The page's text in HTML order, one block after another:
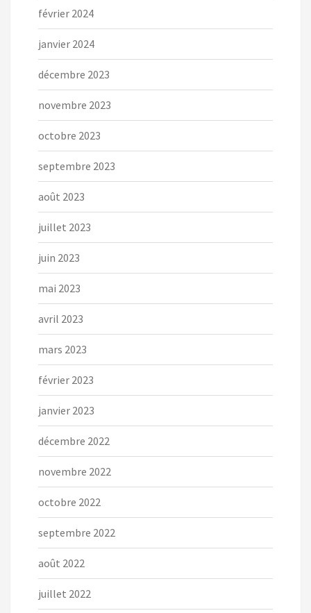
février 2024
janvier 2024
décembre 2023
novembre 2023
octobre 2023
septembre 2023
août 2023
juillet 2023
juin 2023
mai 2023
avril 2023
mars 2023
février 2023
janvier 2023
décembre 2022
novembre 2022
octobre 2022
septembre 2022
août 2022
juillet 2022